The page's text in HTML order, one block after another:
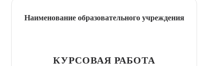
Наименование образовательного учреждения
КУРСОВАЯ РАБОТА